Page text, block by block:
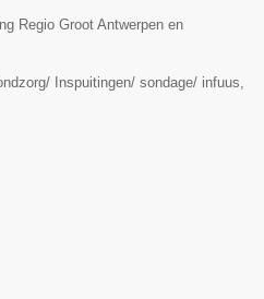
Regio Groot Antwerpen en
Inspuitingen/ sondage/ infuus,